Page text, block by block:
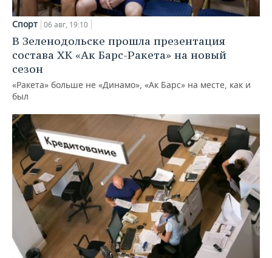
Спорт 06 авг, 19:10
В Зеленодольске прошла презентация
состава ХК «Ак Барс-Ракета» на новый
сезон
«Ракета» больше не «Динамо», «Ак Барс» на месте, как и
был